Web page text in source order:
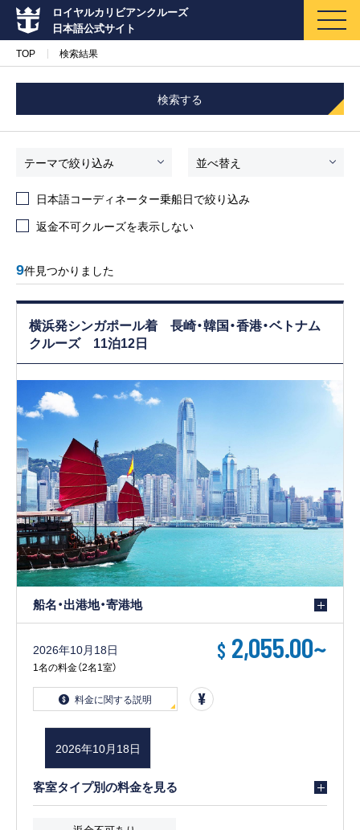
ロイヤルカリビアンクルーズ
日本語公式サイト
マイページ メルマガ登録
クルーズ検索
クルーズの楽しみ方
船内へようこそ
客船のご案内
寄港地ガイド
トピックス パンフレット
ご予約後の流れ お問い合わせ
よくあるご質問
ロイヤルカリビアンが選ば
TOP 検索結果
検索する
テーマで絞り込み 並べ替え
日本語コーディネーター乗船日で絞り込み
返金不可クルーズを表示しない
9件見つかりました
横浜発シンガポール着 長崎・韓国・香港・ベトナム
クルーズ 11泊12日
船名・出港地・寄港地
2026年10月18日
1名の料金（2名1室）
$ 2,055.00~
料金に関する説明
2026年10月18日
客室タイプ別の料金を見る